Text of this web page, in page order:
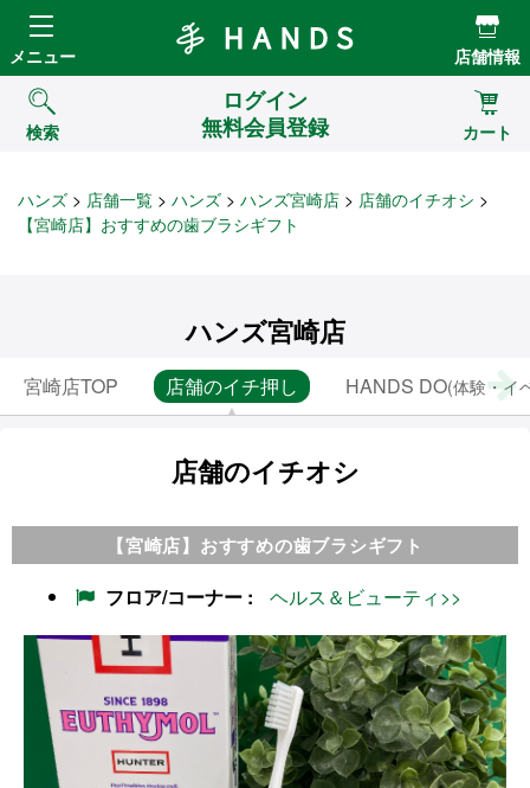
Hands ハンズ
メニュー 店舗情報
検索
ログイン
無料会員登録
カート
ハンズ 店舗一覧 ハンズ ハンズ宮崎店
店舗のイチオシ
【宮崎店】おすすめの歯ブラシギフト
ハンズ宮崎店
宮崎店TOP 店舗のイチ押し HANDS DO(体験・イ
店舗のイチオシ
【宮崎店】おすすめの歯ブラシギフト
フロア/コーナー ヘルス＆ビューティ>>